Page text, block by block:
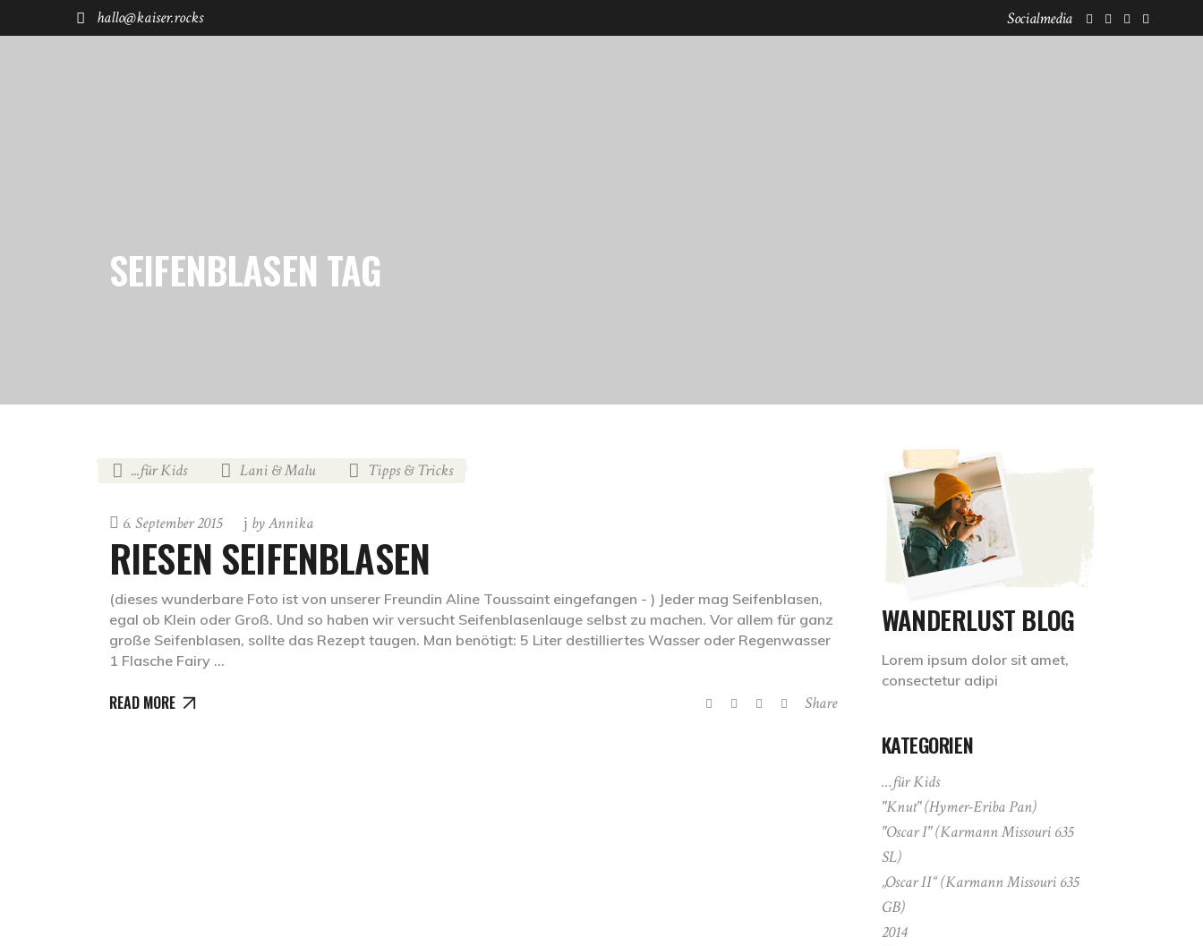
hallo@kaiser.rocks Socialmedia
SEIFENBLASEN TAG
...für Kids Lani & Malu Tipps & Tricks
6. September 2015 byAnnika
RIESEN SEIFENBLASEN
(dieses wunderbare Foto ist von unserer Freundin Aline Toussaint eingefangen - ) Jeder mag Seifenblasen,
egal ob Klein oder Groß. Und so haben wir versucht Seifenblasenlauge selbst zu machen. Vor allem für ganz
große Seifenblasen, sollte das Rezept taugen. Man benötigt: 5 Liter destilliertes Wasser oder Regenwasser
1 Flasche Fairy
READ MORE Share
WANDERLUST BLOG
Lorem ipsum dolor sit amet,
consectetur adipi
KATEGORIEN
…für Kids
"Knut" (Hymer-Eriba Pan)
"Oscar I" (Karmann Missouri 635
SL)
„Oscar II“ (Karmann Missouri 635
GB)
2014